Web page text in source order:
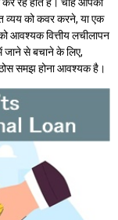
कर रहे होते हैं। चाहे आपको
व्यय को कवर करने, या एक
आवश्यक वित्तीय लचीलापन
जाने से बचाने के लिए,
समझ होना आवश्यक है।